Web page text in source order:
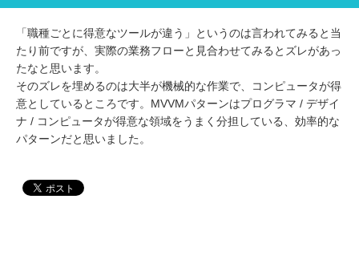
「職種ごとに得意なツールが違う」というのは言われてみると当
たり前ですが、実際の業務フローと見合わせてみるとズレがあっ
たなと思います。
そのズレを埋めるのは大半が機械的な作業で、コンピュータが得
意としているところです。MVVMパターンはプログラマ / デザイ
ナ / コンピュータが得意な領域をうまく分担している、効率的な
パターンだと思いました。